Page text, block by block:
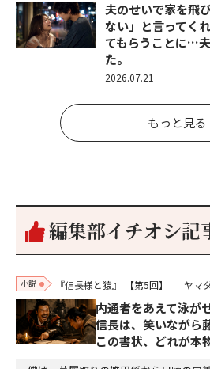
夫のせいで家を飛
ない」と言ってく
てもらうことに…
た。
2026.07.21
もっと見る
編集部イチオシ記
小説 『信長様と猿』 【第5回】 ヤマ
内通者をあえて泳が
信長は、笑いながら
この書状、どれが本